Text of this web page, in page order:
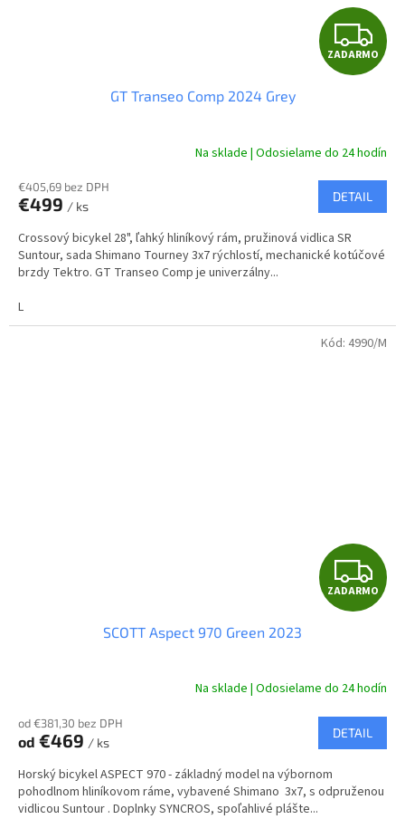
Z
A
A
R
M
O
ZADARMO
GT Transeo Comp 2024 Grey
Na sklade | Odosielame do 24 hodín
€405,69 bez DPH
€499 / ks
DETAIL
Crossový bicykel 28", ľahký hliníkový rám, pružinová vidlica SR
Suntour, sada Shimano Tourney 3x7 rýchlostí, mechanické kotúčové
brzdy Tektro. GT Transeo Comp je univerzálny...
L
Z
A
A
R
M
O
ZADARMO
SCOTT Aspect 970 Green 2023
Na sklade | Odosielame do 24 hodín
od €381,30 bez DPH
od €469 / ks
DETAIL
Horský bicykel ASPECT 970 - základný model na výbornom
pohodlnom hliníkovom ráme, vybavené Shimano 3x7, s odpruženou
vidlicou Suntour . Doplnky SYNCROS, spoľahlivé plášte...
Kód: 4990/M